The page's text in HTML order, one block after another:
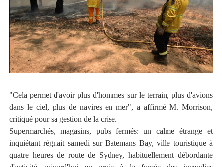
"Cela permet d'avoir plus d'hommes sur le terrain, plus d'avions
dans le ciel, plus de navires en mer", a affirmé M. Morrison,
critiqué pour sa gestion de la crise.
Supermarchés, magasins, pubs fermés: un calme étrange et
inquiétant régnait samedi sur Batemans Bay, ville touristique à
quatre heures de route de Sydney, habituellement débordante